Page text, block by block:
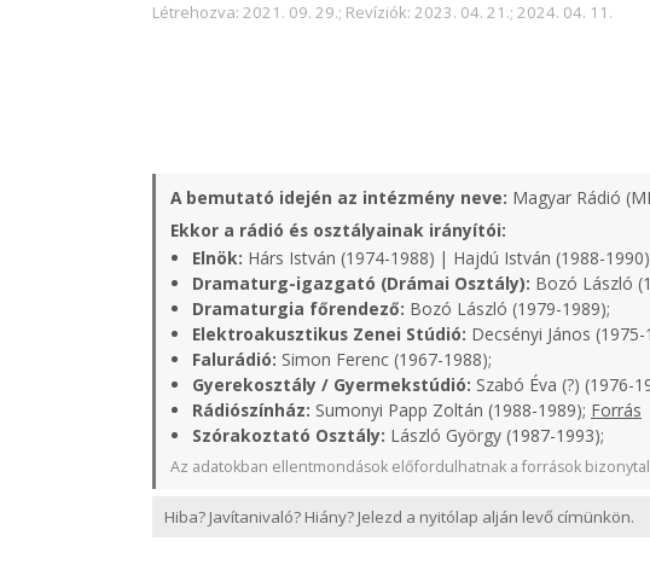
Létrehozva: 2021. 09. 29.; Revíziók: 2023. 04. 21.; 2024. 04. 11.
A bemutató idején az intézmény neve: Magyar Rádió
Ekkor a rádió és osztályainak irányítói:
Elnök: Hárs István (1974-1988) | Hajdú István (1988-
Dramaturg-igazgató (Drámai Osztály): Bozó László
Dramaturgia főrendező: Bozó László (1979-1989);
Elektroakusztikus Zenei Stúdió: Decsényi János (1975-
Falurádió: Simon Ferenc (1967-1988);
Gyerekosztály / Gyermekstúdió: Szabó Éva (?) (1976-
Rádiószínház: Sumonyi Papp Zoltán (1988-1989); Forrás
Szórakoztató Osztály: László György (1987-1993);
Az adatokban ellentmondások előfordulhatnak a források
Hiba? Javítanivaló? Hiány? Jelezd a nyitólap alján levő címünkön.